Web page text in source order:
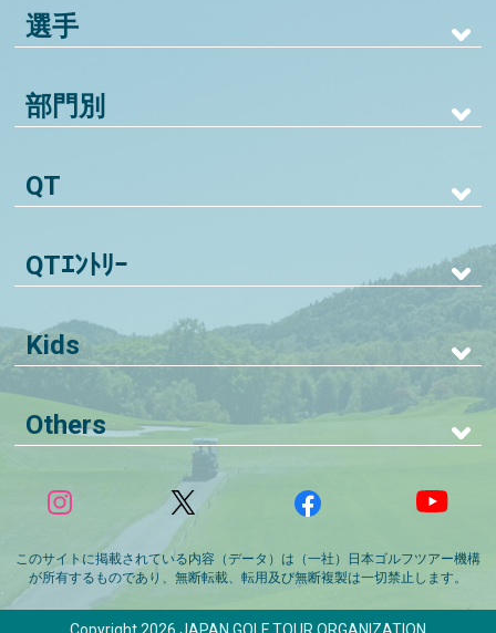
選手
部門別
QT
QTｴﾝﾄﾘｰ
Kids
Others
このサイトに掲載されている内容（データ）は（一社）日本ゴルフツアー機構
が所有するものであり、無断転載、転用及び無断複製は一切禁止します。
Copyright 2026 JAPAN GOLF TOUR ORGANIZATION